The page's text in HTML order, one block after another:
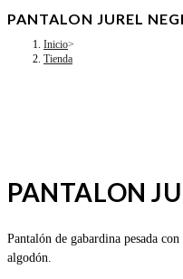
PANTALON JUREL
Inicio>
Tienda
PANTALON
Pantalón de gabardina pesada
algodón.